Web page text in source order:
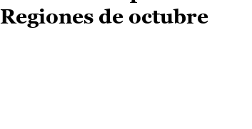
Regiones de octubre